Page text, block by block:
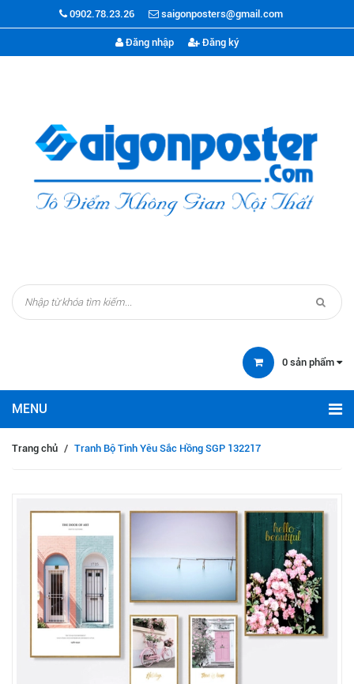
0902.78.23.26 saigonposters@gmail.com
Đăng nhập Đăng ký
0 sản phẩm
Trang chủ / Tranh Bộ Tình Yêu Sắc Hồng SGP 132217